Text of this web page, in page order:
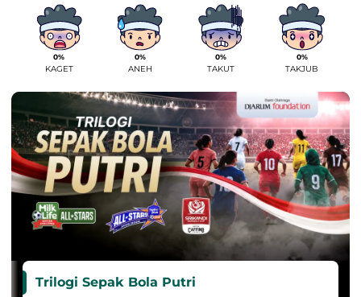
0%
KAGET
0%
ANEH
0%
TAKUT
0%
TAKJUB
Trilogi Sepak Bola Putri